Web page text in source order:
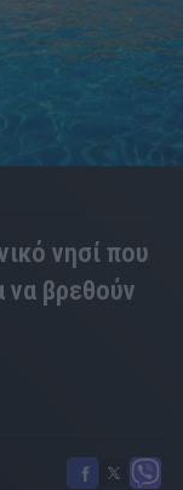
νησί που
να βρεθούν